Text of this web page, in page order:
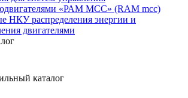
«РАМ МСС» (RAM mcc)
НКУ распределения энергии и
двигателями
каталог